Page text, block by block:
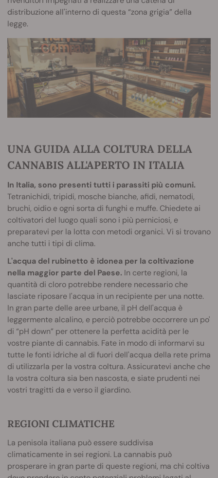
distribuzione all'interno di questa “zona grigia” della
legge.
UNA GUIDA ALLA COLTURA DELLA
CANNABIS ALL'APERTO IN ITALIA
In Italia, sono presenti tutti i parassiti più comuni.
Tetranichidi, tripidi, mosche bianche, afidi, nematodi,
bruchi, oidio e ogni sorta di funghi e muffe. Chiedete ai
coltivatori del luogo quali sono i più perniciosi, e
preparatevi per la lotta con metodi organici. Vi si trovano
anche tutti i tipi di clima.
L'acqua del rubinetto è idonea per la coltivazione
nella maggior parte del Paese. In certe regioni, la
quantità di cloro potrebbe rendere necessario che
lasciate riposare l'acqua in un recipiente per una notte.
In gran parte delle aree urbane, il pH dell'acqua è
leggermente alcalino, e perciò potrebbe occorrere un po'
di “pH down” per ottenere la perfetta acidità per le
vostre piante di cannabis. Fate in modo di informarvi su
tutte le fonti idriche al di fuori dell'acqua della rete prima
di utilizzarla per la vostra coltura. Assicuratevi anche che
la vostra coltura sia ben nascosta, e siate prudenti nei
vostri tragitti da e verso il giardino.
REGIONI CLIMATICHE
La penisola italiana può essere suddivisa
climaticamente in sei regioni. La cannabis può
prosperare in gran parte di queste regioni, ma chi coltiva